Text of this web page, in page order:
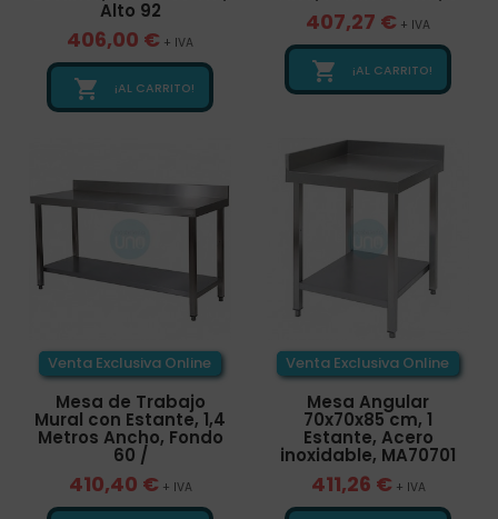
Alto 92
406,00 € + IVA
 ¡AL CARRITO!
407,27 € + IVA
 ¡AL CARRITO!
Venta Exclusiva Online
Mesa de Trabajo
Mural con Estante, 1,4
Metros Ancho, Fondo
60 /
410,40 € + IVA
Venta Exclusiva Online
Mesa Angular
70x70x85 cm, 1
Estante, Acero
inoxidable, MA70701
411,26 € + IVA